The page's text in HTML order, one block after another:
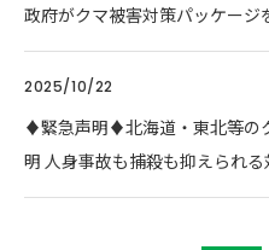
政府がクマ被害対策パッケージ
2025/10/22
♦️緊急声明♦️北海道・東北等の
明 人身事故も捕殺も抑えられ